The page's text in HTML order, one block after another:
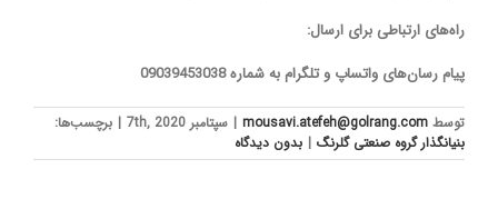
راه‌های ارتباطی برای ارسال:
پیام رسان‌های واتساپ و تلگرام به شماره 09039453038
توسط mousavi.atefeh@golrang.com
| سپتامبر 7th, 2020 | برچسب‌ها:
بنیانگذار گروه صنعتی گلرنگ | بدون ديدگاه